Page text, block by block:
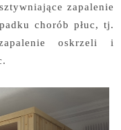
zapalenie
chorób płuc, tj.
oskrzeli i